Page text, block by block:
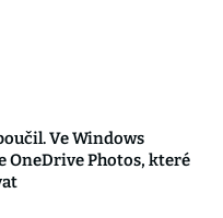
Ve Windows
OneDrive Photos, které